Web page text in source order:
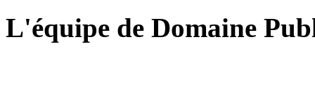
L'équipe de Domaine